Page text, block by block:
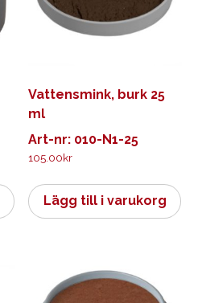
Vattensmink, burk 25
ml
Art-nr: 010-N1-25
105.00kr
Lägg till i varukorg